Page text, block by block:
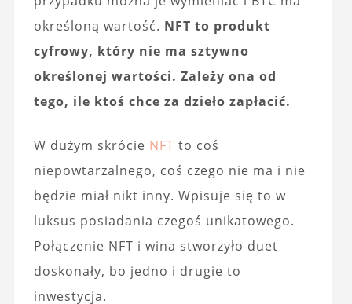
określoną wartość. NFT to produkt
cyfrowy, który nie ma sztywno
określonej wartości. Zależy ona od
tego, ile ktoś chce za dzieło zapłacić.
W dużym skrócie NFT to coś
niepowtarzalnego, coś czego nie ma i nie
będzie miał nikt inny. Wpisuje się to w
luksus posiadania czegoś unikatowego.
Połączenie NFT i wina stworzyło duet
doskonały, bo jedno i drugie to
inwestycja.